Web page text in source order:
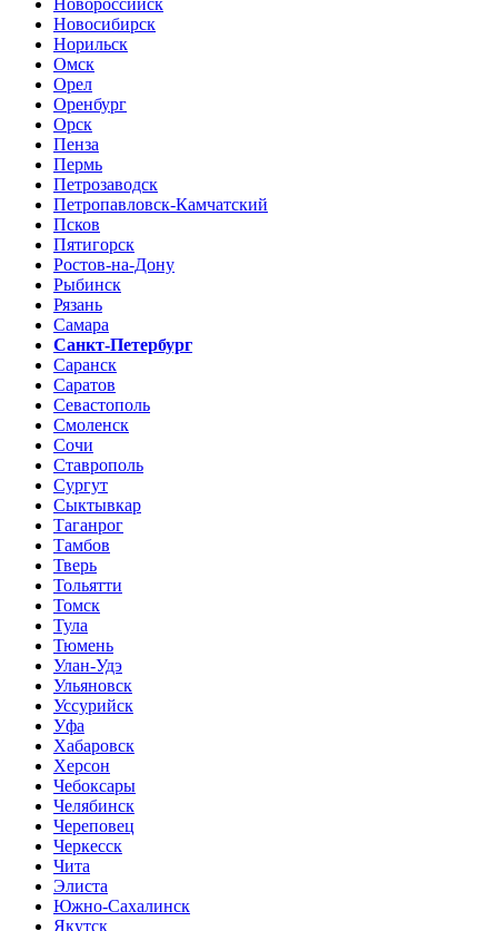
Новосибирск
Норильск
Омск
Орел
Оренбург
Орск
Пенза
Пермь
Петрозаводск
Петропавловск-Камчатский
Псков
Пятигорск
Ростов-на-Дону
Рыбинск
Рязань
Самара
Санкт-Петербург
Саранск
Саратов
Севастополь
Смоленск
Сочи
Ставрополь
Сургут
Сыктывкар
Таганрог
Тамбов
Тверь
Тольятти
Томск
Тула
Тюмень
Улан-Удэ
Ульяновск
Уссурийск
Уфа
Хабаровск
Херсон
Чебоксары
Челябинск
Череповец
Черкесск
Чита
Элиста
Южно-Сахалинск
Якутск